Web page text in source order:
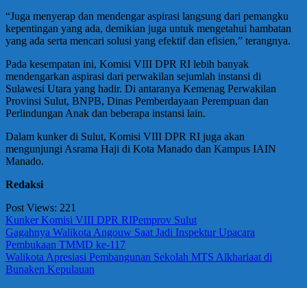
“Juga menyerap dan mendengar aspirasi langsung dari pemangku
kepentingan yang ada, demikian juga untuk mengetahui hambatan
yang ada serta mencari solusi yang efektif dan efisien,” terangnya.
Pada kesempatan ini, Komisi VIII DPR RI lebih banyak
mendengarkan aspirasi dari perwakilan sejumlah instansi di
Sulawesi Utara yang hadir. Di antaranya Kemenag Perwakilan
Provinsi Sulut, BNPB, Dinas Pemberdayaan Perempuan dan
Perlindungan Anak dan beberapa instansi lain.
Dalam kunker di Sulut, Komisi VIII DPR RI juga akan
mengunjungi Asrama Haji di Kota Manado dan Kampus IAIN
Manado.
Redaksi
Post Views: 221
Kunker Komisi VIII DPR RIPemprov Sulut
Navigasi
pos
Previous
Post:
Gagahnya Walikota Angouw Saat Jadi Inspektur Upacara
Pembukaan TMMD ke-117
Next
Post:
Walikota Apresiasi Pembangunan Sekolah MTS Alkhariaat di
Bunaken Kepulauan